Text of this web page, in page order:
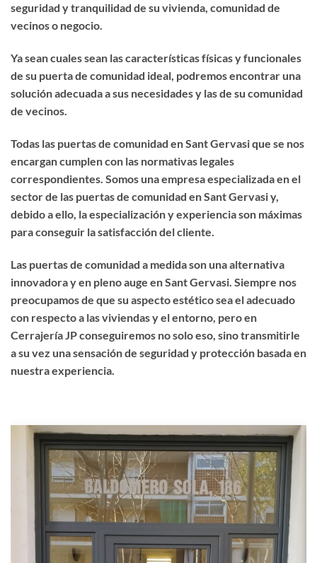
seguridad y tranquilidad de su vivienda, comunidad de
vecinos o negocio.
Ya sean cuales sean las características físicas y funcionales
de su puerta de comunidad ideal, podremos encontrar una
solución adecuada a sus necesidades y las de su comunidad
de vecinos.
Todas las puertas de comunidad en Sant Gervasi que se nos
encargan cumplen con las normativas legales
correspondientes. Somos una empresa especializada en el
sector de las puertas de comunidad en Sant Gervasi y,
debido a ello, la especialización y experiencia son máximas
para conseguir la satisfacción del cliente.
Las puertas de comunidad a medida son una alternativa
innovadora y en pleno auge en Sant Gervasi. Siempre nos
preocupamos de que su aspecto estético sea el adecuado
con respecto a las viviendas y el entorno, pero en
Cerrajería JP conseguiremos no solo eso, sino transmitirle
a su vez una sensación de seguridad y protección basada en
nuestra experiencia.